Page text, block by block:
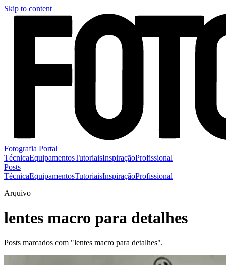
Skip to content
Fotografia Portal
TécnicaEquipamentosTutoriaisInspiraçãoProfissional
Posts
TécnicaEquipamentosTutoriaisInspiraçãoProfissional
Arquivo
lentes macro para detalhes
Posts marcados com "lentes macro para detalhes".